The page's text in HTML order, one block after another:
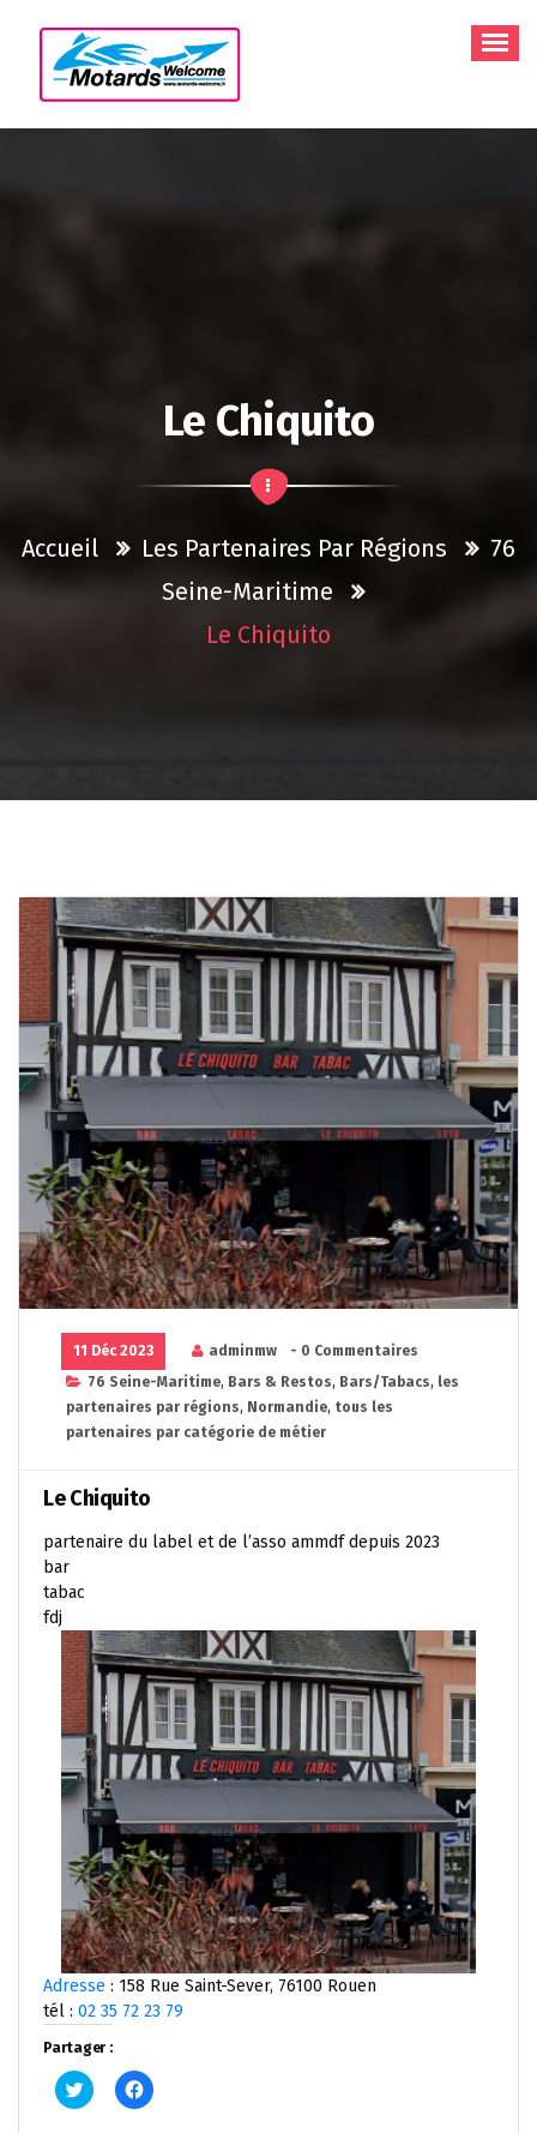
contenu
Le Chiquito
Accueil Les Partenaires Par Régions
76
Seine-Maritime
Le Chiquito
11 Déc 2023 adminmw
- 0 Commentaires
76 Seine-Maritime, Bars & Restos, Bars/Tabacs, les
partenaires par régions, Normandie, tous les
partenaires par catégorie de métier
Le Chiquito
partenaire du label et de l’asso ammdf depuis 2023
bar
tabac
fdj
Adresse : 158 Rue Saint-Sever, 76100 Rouen
tél : 02 35 72 23 79
Partager :
Cliquez
pour
Cliquez
pour